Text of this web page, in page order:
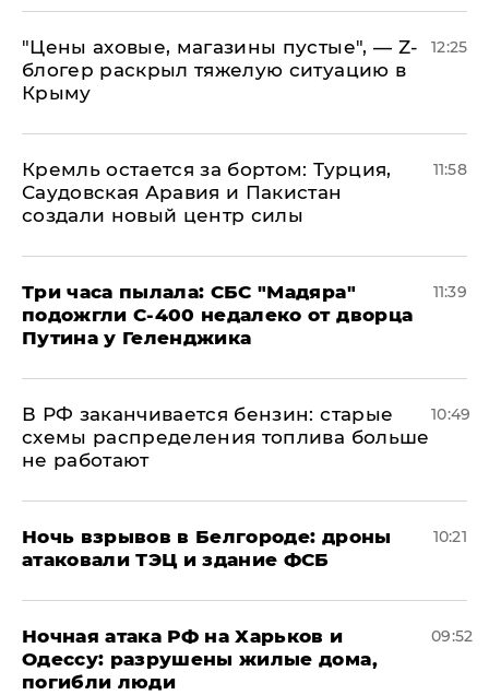
​"Цены аховые, магазины пустые", — Z-
блогер раскрыл тяжелую ситуацию в
Крыму
12:25
​Кремль остается за бортом: Турция,
Саудовская Аравия и Пакистан
создали новый центр силы
11:58
Три часа пылала: СБС "Мадяра"
подожгли С-400 недалеко от дворца
Путина у Геленджика
11:39
​В РФ заканчивается бензин: старые
схемы распределения топлива больше
не работают
10:49
​Ночь взрывов в Белгороде: дроны
атаковали ТЭЦ и здание ФСБ
10:21
​Ночная атака РФ на Харьков и
Одессу: разрушены жилые дома,
погибли люди
09:52